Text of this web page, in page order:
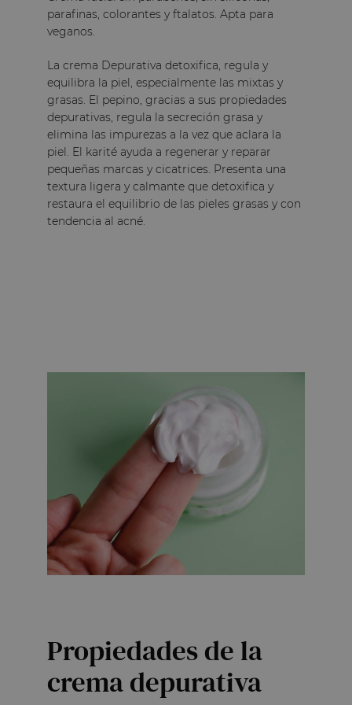
parafinas, colorantes y ftalatos. Apta para
veganos.
La crema Depurativa detoxifica, regula y
equilibra la piel, especialmente las mixtas y
grasas. El pepino, gracias a sus propiedades
depurativas, regula la secreción grasa y
elimina las impurezas a la vez que aclara la
piel. El karité ayuda a regenerar y reparar
pequeñas marcas y cicatrices. Presenta una
textura ligera y calmante que detoxifica y
restaura el equilibrio de las pieles grasas y con
tendencia al acné.
Propiedades de la
crema depurativa